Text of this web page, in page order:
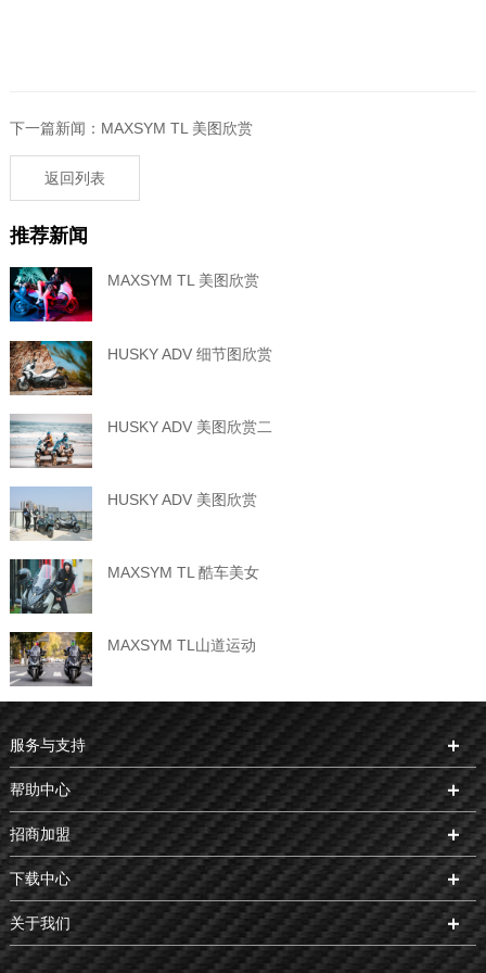
下一篇新闻：MAXSYM TL 美图欣赏
返回列表
推荐新闻
MAXSYM TL 美图欣赏
HUSKY ADV 细节图欣赏
HUSKY ADV 美图欣赏二
HUSKY ADV 美图欣赏
MAXSYM TL 酷车美女
MAXSYM TL山道运动
服务与支持
帮助中心
招商加盟
下载中心
关于我们